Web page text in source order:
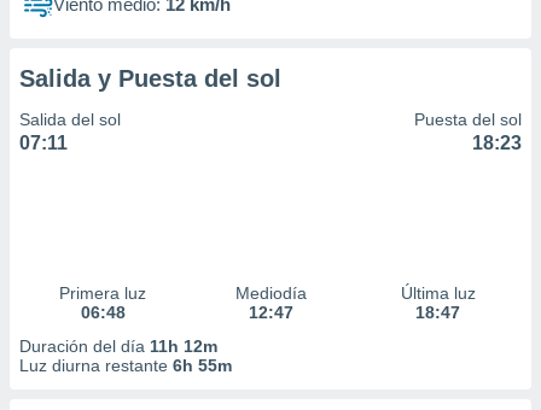
Viento medio: 12 km/h
Salida y Puesta del sol
Salida del sol
07:11
Puesta del sol
18:23
Primera luz
06:48
Mediodía
12:47
Última luz
18:47
Duración del día 11h 12m
Luz diurna restante 6h 55m